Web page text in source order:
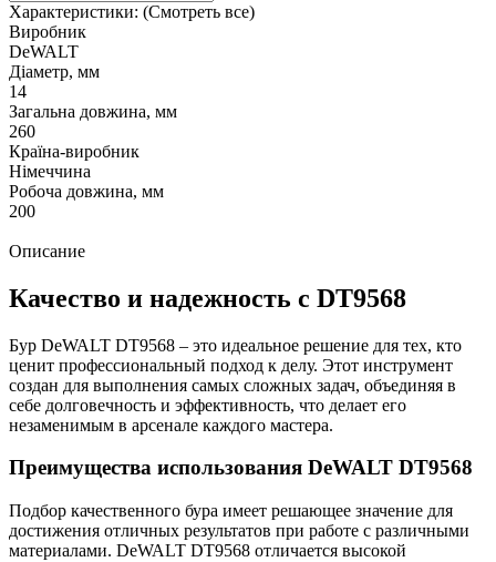
Характеристики: (Смотреть все)
Виробник
DeWALT
Діаметр, мм
14
Загальна довжина, мм
260
Країна-виробник
Німеччина
Робоча довжина, мм
200
Описание
Качество и надежность с DT9568
Бур DeWALT DT9568 – это идеальное решение для тех, кто
ценит профессиональный подход к делу. Этот инструмент
создан для выполнения самых сложных задач, объединяя в
себе долговечность и эффективность, что делает его
незаменимым в арсенале каждого мастера.
Преимущества использования DeWALT DT9568
Подбор качественного бура имеет решающее значение для
достижения отличных результатов при работе с различными
материалами. DeWALT DT9568 отличается высокой